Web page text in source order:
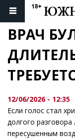
ВРАЧ
12/06/2026 - 12:35
Если голос стал
долгого
пересушенным